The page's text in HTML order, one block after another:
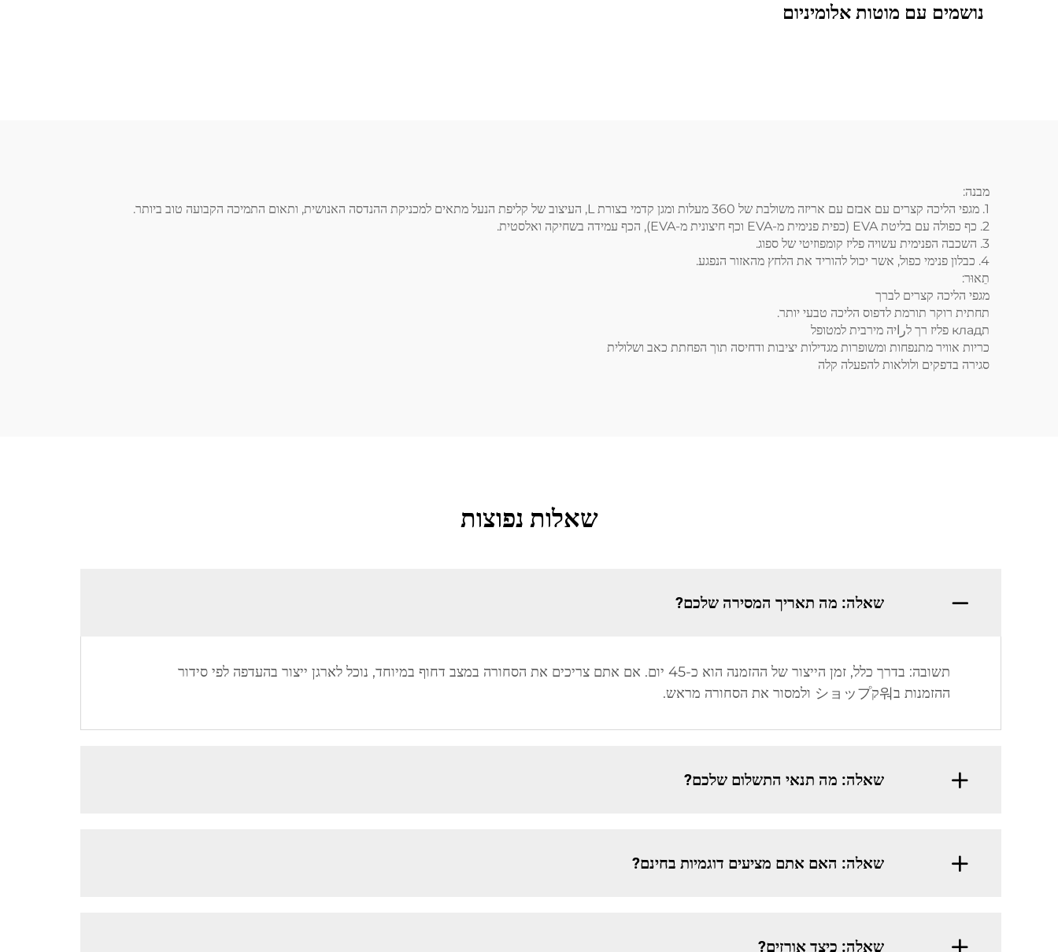
נושמים עם מוטות אלומיניום
מבנה:
1. מגפי הליכה קצרים עם אבזם עם אריזה משולבת של 360 מעלות ומגן קדמי בצורת L, העיצוב של קליפת הנעל מתאים למכניקת ההנדסה האנושית, ותאום התמיכה הקבועה טוב ביותר.
2. כף כפולה עם בליטת EVA (כפית פנימית מ-EVA וכף חיצונית מ-EVA), הכף עמידה בשחיקה ואלסטית.
3. השכבה הפנימית עשויה פליז קומפוזיטי של ספוג.
4. כבלון פנימי כפול, אשר יכול להוריד את הלחץ מהאזור הנפגע.
תֵאוּר:
מגפי הליכה קצרים לברך
תחתית רוקר תורמת לדפוס הליכה טבעי יותר.
תклад פליז רך לراיה מירבית למטופל
כריות אוויר מתנפחות ומשופרות מגדילות יציבות ודחיסה תוך הפחתת כאב ושלולית
סגירה בדפקים ולולאות להפעלה קלה
שאלות נפוצות
שאלה: מה תאריך המסירה שלכם?
תשובה: בדרך כלל, זמן הייצור של ההזמנה הוא כ-45 יום. אם אתם צריכים את הסחורה במצב דחוף במיוחד, נוכל לארגן ייצור בהעדפה לפי סידור
ההזמנות ב워קショップ ולמסור את הסחורה מראש.
שאלה: מה תנאי התשלום שלכם?
שאלה: האם אתם מציעים דוגמיות בחינם?
שאלה: כיצד אורזים?